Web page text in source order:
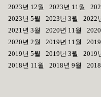
2023년 12월
2023년 11월
2023년 5월
2023년 3월 2022
2021년 3월
2020년 11월
2020년 2월
2019년 11월
2019년 5월
2019년 3월 2019
2018년 11월
2018년 9월